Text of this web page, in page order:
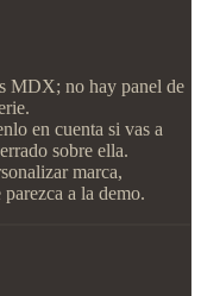
MDX; no hay panel de
en cuenta si vas a
sobre ella.
marca,
a la demo.